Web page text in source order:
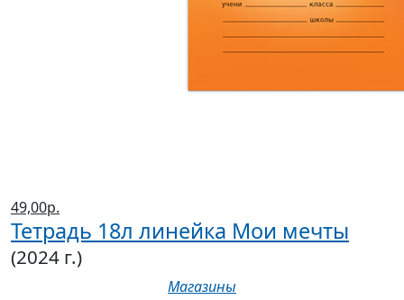
49,00р.
Тетрадь 18л линейка Мои мечты
(2024 г.)
Магазины